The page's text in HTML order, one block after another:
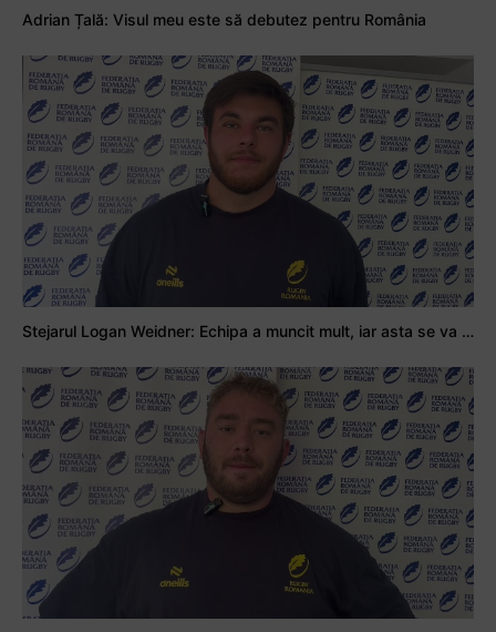
Adrian Țală: Visul meu este să debutez pentru România
Stejarul Logan Weidner: Echipa a muncit mult, iar asta se va vedea în meciurile de la Nations Cup